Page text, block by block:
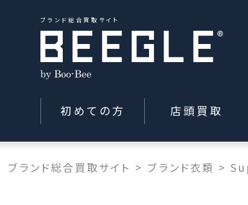
ブランド総合買取サイト
初めての方 店頭買取
ブランド総合買取サイト > ブランド衣類 >